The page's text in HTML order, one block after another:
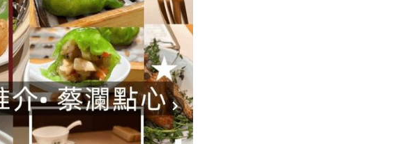
Next slide